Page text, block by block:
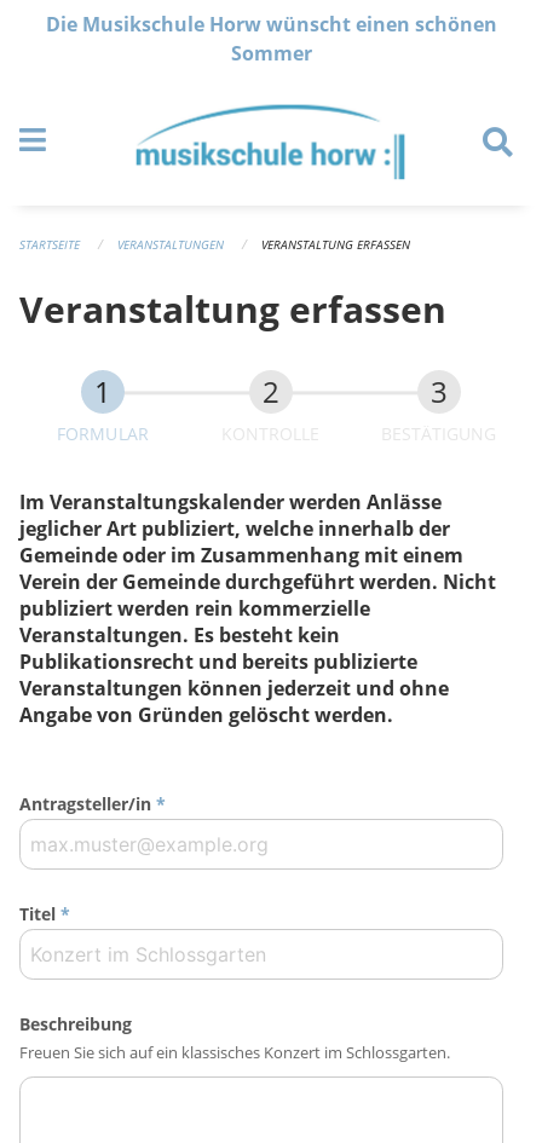
Navigation überspringen
Die Musikschule Horw wünscht einen schönen
Sommer
STARTSEITE VERANSTALTUNGEN VERANSTALTUNG ERFASSEN
Veranstaltung erfassen
FORMULAR KONTROLLE BESTÄTIGUNG
Im Veranstaltungskalender werden Anlässe
jeglicher Art publiziert, welche innerhalb der
Gemeinde oder im Zusammenhang mit einem
Verein der Gemeinde durchgeführt werden. Nicht
publiziert werden rein kommerzielle
Veranstaltungen. Es besteht kein
Publikationsrecht und bereits publizierte
Veranstaltungen können jederzeit und ohne
Angabe von Gründen gelöscht werden.
Antragsteller/in *
Titel *
Beschreibung
Freuen Sie sich auf ein klassisches Konzert im Schlossgarten.